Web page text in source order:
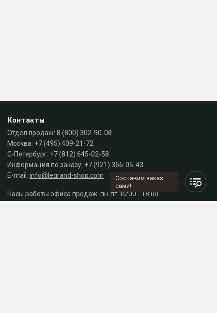
Контакты
Отдел продаж: 8 (800) 302-90-08
Москва: +7 (495) 409-21-72
С-Петербург: +7 (812) 645-02-58
Информация по заказу: +7 (921) 366-05-43
E-mail: info@legrand-shop.com
Часы работы офиса продаж: пн-пт 10:00 - 18:00
Составим заказ
сами!